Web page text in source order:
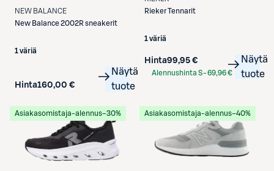
NEW BALANCE
New Balance2002R sneakerit
1 väriä
Hinta160,00 €
Näytä
tuote
RiekerTennarit
1 väriä
Hinta99,95 €
Alennushinta S-69,96 €
Näytä
tuote
Asiakasomistaja-alennus−30% Asiakasomistaja-alennus−40%